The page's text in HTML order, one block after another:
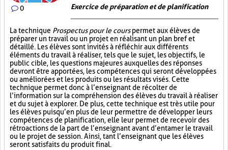
0 Exercice de préparation et de planification
La technique Prospectus pour le courspermet aux élèves de
préparer un travail ou un projet en réalisant un plan bref et
détaillé. Les élèves sont invités à réfléchir aux différents
éléments du travail à réaliser, tels que le sujet, les objectifs, le
public cible, les questions majeures auxquelles des réponses
devront être apportées, les compétences qui seront développées
ou améliorées et les produits ou les résultats visés. Cette
technique permet donc à l’enseignant de récolter de
l’information sur la compréhension des élèves du travail à réaliser
et du sujet à explorer. De plus, cette technique est très utile pour
les élèves puisqu’en plus de leur permettre de développer leurs
compétences de planification, elle leur permet de recevoir des
rétroactions de la part de l’enseignant avant d’entamer le travail
ou le projet de session. Ainsi, tant l’enseignant que les élèves
seront satisfaits du produit final.